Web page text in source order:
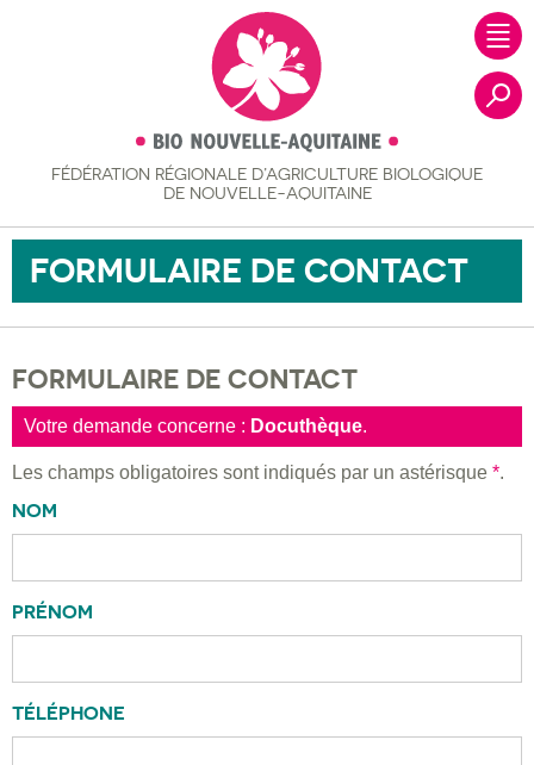
FÉDÉRATION RÉGIONALE D’AGRICULTURE BIOLOGIQUE
DE NOUVELLE-AQUITAINE
FORMULAIRE DE CONTACT
FORMULAIRE DE CONTACT
Votre demande concerne : Docuthèque.
Les champs obligatoires sont indiqués par un astérisque *.
NOM
PRÉNOM
TÉLÉPHONE